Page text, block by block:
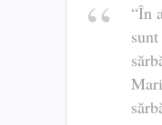
“În